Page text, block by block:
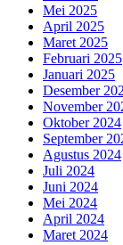
Mei 2025
April 2025
Maret 2025
Februari 2025
Januari 2025
Desember
November
Oktober 2024
September
Agustus 2024
Juli 2024
Juni 2024
Mei 2024
April 2024
Maret 2024